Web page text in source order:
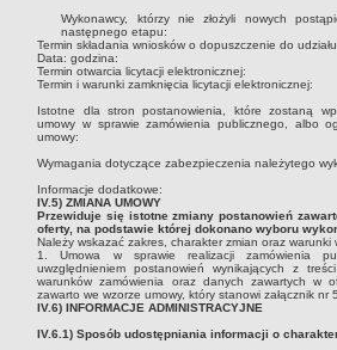
Wykonawcy, którzy nie złożyli nowych
następnego etapu:
Termin składania wniosków o dopuszczenie do
Data:godzina:
Termin otwarcia licytacji elektronicznej:
Termin i warunki zamknięcia licytacji elektronicznej:
Istotne dla stron postanowienia, które zostaną
umowy w sprawie zamówienia publicznego, albo
umowy:
Wymagania dotyczące zabezpieczenia należytego
Informacje dodatkowe:
IV.5) ZMIANA UMOWY
Przewiduje się istotne zmiany postanowień
oferty, na podstawie której dokonano wyboru
Należy wskazać zakres, charakter zmian oraz warunki
1. Umowa w sprawie realizacji zamówienia
uwzględnieniem postanowień wynikających z
warunków zamówienia oraz danych zawartych w
zawarto we wzorze umowy, który stanowi załącznik nr 5.
IV.6) INFORMACJE ADMINISTRACYJNE
IV.6.1) Sposób udostępniania informacji o